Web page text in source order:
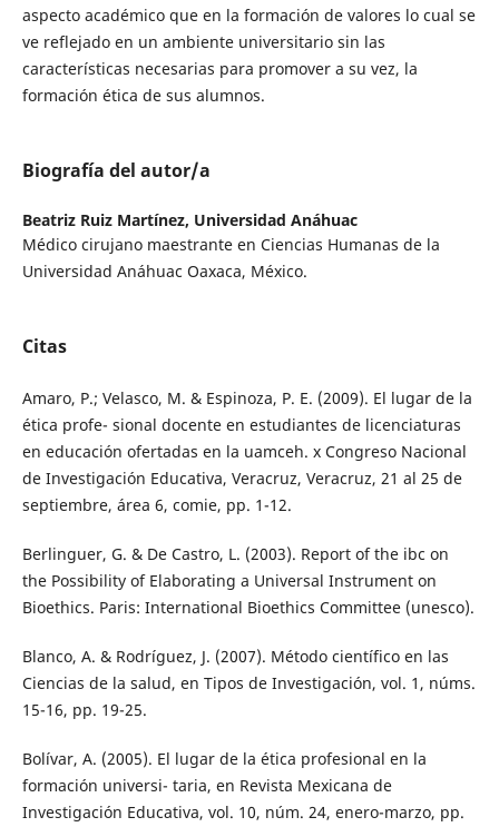
aspecto académico que en la formación de valores lo cual se
ve reflejado en un ambiente universitario sin las
características necesarias para promover a su vez, la
formación ética de sus alumnos.
Biografía del autor/a
Beatriz Ruiz Martínez, Universidad Anáhuac
Médico cirujano maestrante en Ciencias Humanas de la
Universidad Anáhuac Oaxaca, México.
Citas
Amaro, P.; Velasco, M. & Espinoza, P. E. (2009). El lugar de la
ética profe- sional docente en estudiantes de licenciaturas
en educación ofertadas en la uamceh. x Congreso Nacional
de Investigación Educativa, Veracruz, Veracruz, 21 al 25 de
septiembre, área 6, comie, pp. 1-12.
Berlinguer, G. & De Castro, L. (2003). Report of the ibc on
the Possibility of Elaborating a Universal Instrument on
Bioethics. Paris: International Bioethics Committee (unesco).
Blanco, A. & Rodríguez, J. (2007). Método científico en las
Ciencias de la salud, en Tipos de Investigación, vol. 1, núms.
15-16, pp. 19-25.
Bolívar, A. (2005). El lugar de la ética profesional en la
formación universi- taria, en Revista Mexicana de
Investigación Educativa, vol. 10, núm. 24, enero-marzo, pp.